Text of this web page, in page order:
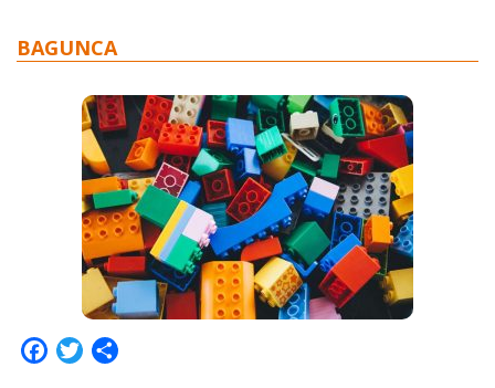
BAGUNCA
Facebook
Twitter